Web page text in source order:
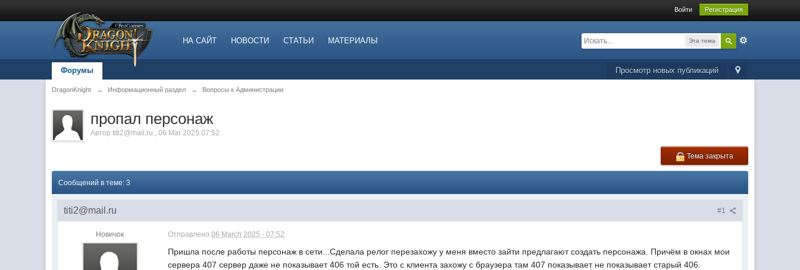
Войти Регистрация
НА САЙТ НОВОСТИ СТАТЬИ МАТЕРИАЛЫ Эта тема
Просмотр новых публикаций
Форумы
DragonKnight → Информационный раздел → Вопросы к Администрации
пропал персонаж
Авторtiti2@mail.ru ,06 Mar 2025 07:52
Тема закрыта
Сообщений в теме: 3
#1
titi2@mail.ru
Новичок Отправлено06 March 2025 - 07:52
Пришла после работы персонаж в сети...Сделала релог перезахожу у меня вместо зайти предлагают создать персонажа. Причём в окнах мои
сервера 407 сервер даже не показывает 406 той есть. Это с клиента захожу с браузера там 407 показывает не показывает старый 406.